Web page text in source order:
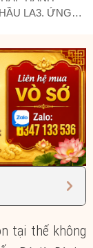
LA3. ỨNG
tại thế không